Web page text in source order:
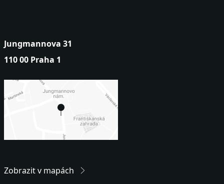
Jungmannova 31
110 00 Praha 1
Zobrazit v mapách